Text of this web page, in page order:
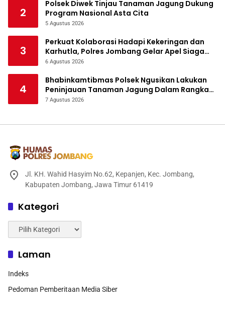
2
Polsek Diwek Tinjau Tanaman Jagung Dukung
Program Nasional Asta Cita
5 Agustus 2026
3
Perkuat Kolaborasi Hadapi Kekeringan dan
Karhutla, Polres Jombang Gelar Apel Siaga
Bencana
6 Agustus 2026
4
Bhabinkamtibmas Polsek Ngusikan Lakukan
Peninjauan Tanaman Jagung Dalam Rangka
Mendukung Ketahanan Pangan
7 Agustus 2026
Jl. KH. Wahid Hasyim No.62, Kepanjen, Kec. Jombang,
Kabupaten Jombang, Jawa Timur 61419
Kategori
Kategori
Laman
Indeks
Pedoman Pemberitaan Media Siber